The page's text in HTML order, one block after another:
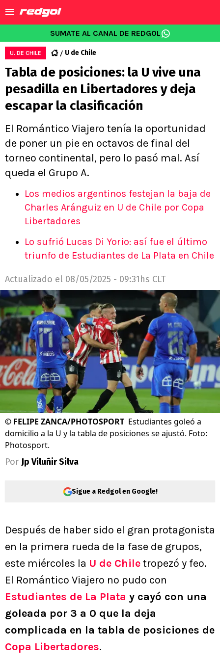
SUMATE AL CANAL DE REDGOL
U. DE CHILE U de Chile
Tabla de posiciones: la U vive una
pesadilla en Libertadores y deja
escapar la clasificación
El Romántico Viajero tenía la oportunidad
de poner un pie en octavos de final del
torneo continental, pero lo pasó mal. Así
queda el Grupo A.
Los medios argentinos festejan la baja de
Charles Aránguiz en U de Chile por Copa
Libertadores
Lo sufrió Lucas Di Yorio: así fue el último
triunfo de Estudiantes de La Plata en Chile
Actualizado el 08/05/2025 - 09:31hs CLT
© FELIPE ZANCA/PHOTOSPORT Estudiantes goleó a
domicilio a la U y la tabla de posiciones se ajustó. Foto:
Photosport.
Por Jp Viluñir Silva
Sigue a Redgol en Google!
Después de haber sido el gran protagonista
en la primera rueda de la fase de grupos,
este miércoles la U de Chiletropezó y feo.
El Romántico Viajero no pudo con
Estudiantes de La Plata y cayó con una
goleada por 3 a 0 que la deja
complicada en la tabla de posiciones de
Copa Libertadores.